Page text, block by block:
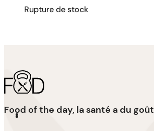
Rupture de stock
Food of the day, la santé a du goût